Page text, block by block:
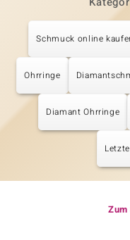
Schmuck online
Ohrringe
Diamant Ohrringe